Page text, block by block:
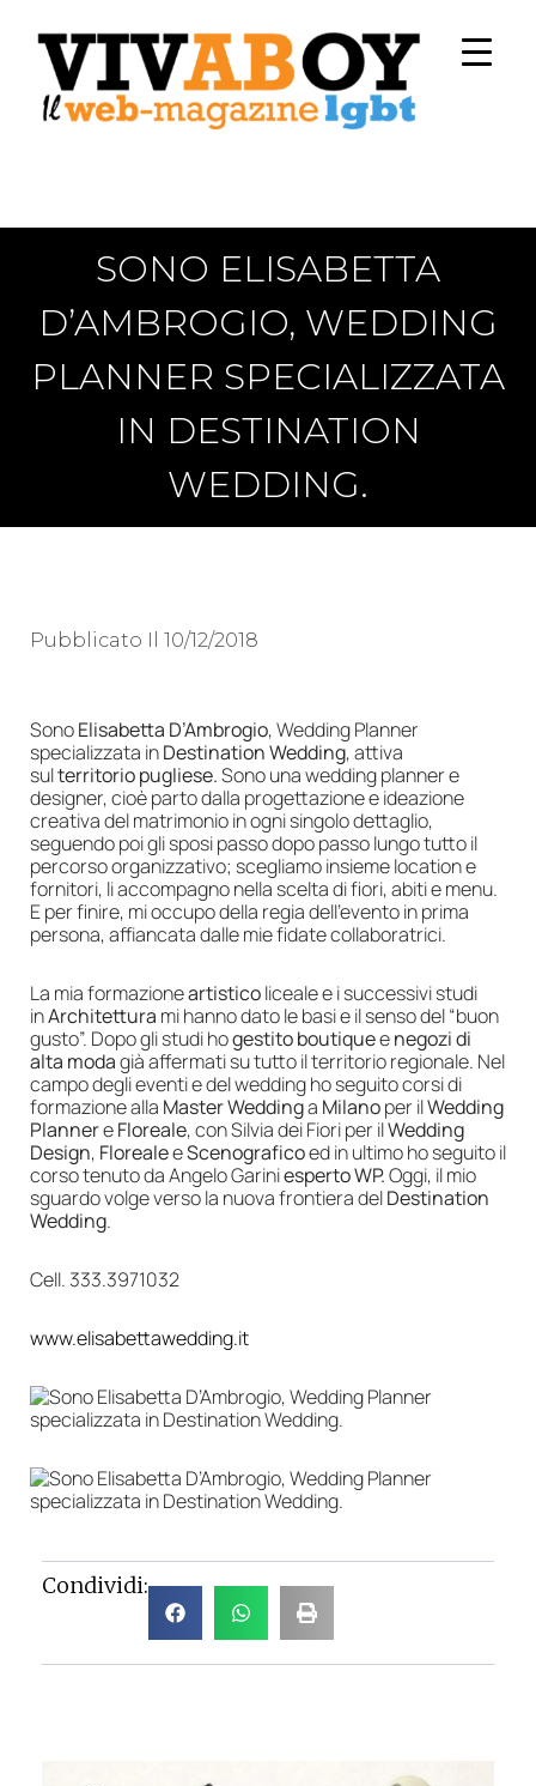
SONO ELISABETTA
D’AMBROGIO, WEDDING
PLANNER SPECIALIZZATA
IN DESTINATION
WEDDING.
Pubblicato Il 10/12/2018
SonoElisabetta D’Ambrogio, Wedding Planner
specializzata inDestination Wedding, attiva
sulterritorio pugliese.Sono una wedding planner e
designer, cioè parto dalla progettazione e ideazione
creativa del matrimonio in ogni singolo dettaglio,
seguendo poi gli sposi passo dopo passo lungo tutto il
percorso organizzativo; scegliamo insieme location e
fornitori, li accompagno nella scelta di fiori, abiti e menu.
E per finire, mi occupo della regia dell’evento in prima
persona, affiancata dalle mie fidate collaboratrici.
La mia formazioneartisticoliceale e i successivi studi
inArchitettura mi hanno dato le basi e il senso del “buon
gusto”. Dopo gli studi hogestito boutiqueenegozi di
alta modagià affermati su tutto il territorio regionale. Nel
campo degli eventi e del wedding ho seguito corsi di
formazione alla Master Weddinga Milanoper ilWedding
PlannereFloreale, con Silvia dei Fiori per ilWedding
Design, FlorealeeScenograficoed in ultimo ho seguito il
corso tenuto da Angelo Gariniesperto WP.Oggi, il mio
sguardo volge verso la nuova frontiera delDestination
Wedding.
Cell. 333.3971032
www.elisabettawedding.it
Condividi: